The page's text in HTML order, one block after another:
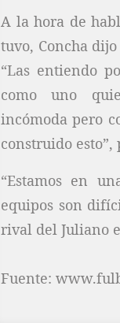
A la hora de
tuvo, Concha
“Las entiendo
como uno
incómoda pero
construido
“Estamos en
equipos son
rival del Juliano
Fuente: